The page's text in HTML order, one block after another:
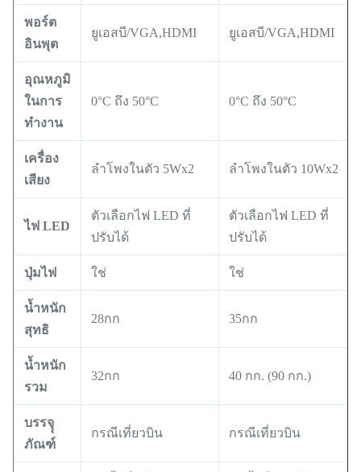
พอร์ต
อินพุต
ยูเอสบี/VGA,HDMI ยูเอสบี/VGA,HDMI
อุณหภูมิ
ในการ
ทำงาน
0°C ถึง 50°C 0°C ถึง 50°C
เครื่อง
เสียง
ลำโพงในตัว 5Wx2 ลำโพงในตัว 10Wx2
ไฟ LED
ตัวเลือกไฟ LED ที่
ปรับได้
ตัวเลือกไฟ LED ที่
ปรับได้
ปุ่มไฟ ใช่ ใช่
น้ำหนัก
สุทธิ
28กก 35กก
น้ำหนัก
รวม
32กก 40 กก. (90 กก.)
บรรจุุ
ภัณฑ์
กรณีเที่ยวบิน กรณีเที่ยวบิน